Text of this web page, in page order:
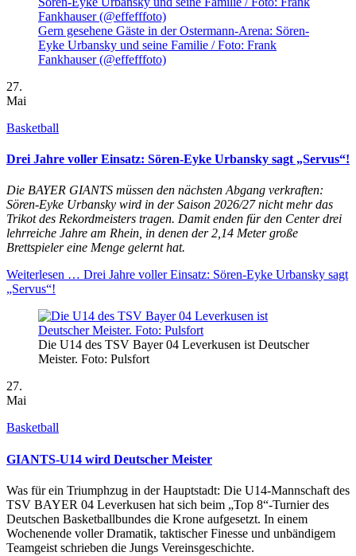
Gern gesehene Gäste in der Ostermann-Arena: Sören-
Eyke Urbansky und seine Familie / Foto: Frank
Fankhauser (@effefffoto)
27.
Mai
Basketball
Drei Jahre voller Einsatz: Sören-Eyke Urbansky sagt „Servus“!
Die BAYER GIANTS müssen den nächsten Abgang verkraften:
Sören-Eyke Urbansky wird in der Saison 2026/27 nicht mehr das
Trikot des Rekordmeisters tragen. Damit enden für den Center drei
lehrreiche Jahre am Rhein, in denen der 2,14 Meter große
Brettspieler eine Menge gelernt hat.
Weiterlesen … Drei Jahre voller Einsatz: Sören-Eyke Urbansky sagt
„Servus“!
Die U14 des TSV Bayer 04 Leverkusen ist Deutscher
Meister. Foto: Pulsfort
27.
Mai
Basketball
GIANTS-U14 wird Deutscher Meister
Was für ein Triumphzug in der Hauptstadt: Die U14-Mannschaft des
TSV BAYER 04 Leverkusen hat sich beim „Top 8“-Turnier des
Deutschen Basketballbundes die Krone aufgesetzt. In einem
Wochenende voller Dramatik, taktischer Finesse und unbändigem
Teamgeist schrieben die Jungs Vereinsgeschichte.